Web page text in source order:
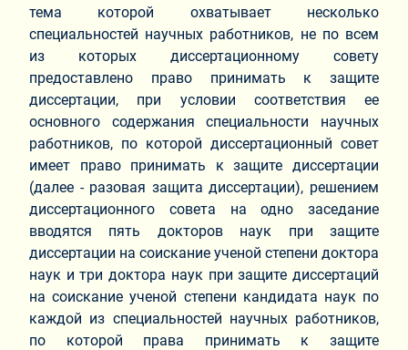
тема которой охватывает несколько
специальностей научных работников, не по всем
из которых диссертационному совету
предоставлено право принимать к защите
диссертации, при условии соответствия ее
основного содержания специальности научных
работников, по которой диссертационный совет
имеет право принимать к защите диссертации
(далее - разовая защита диссертации), решением
диссертационного совета на одно заседание
вводятся пять докторов наук при защите
диссертации на соискание ученой степени доктора
наук и три доктора наук при защите диссертаций
на соискание ученой степени кандидата наук по
каждой из специальностей научных работников,
по которой права принимать к защите